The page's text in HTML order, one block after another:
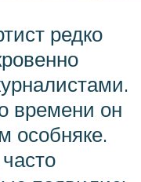
редко
времени он
особняке.